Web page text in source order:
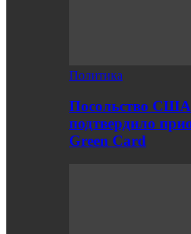
Политика
Посольство США
подтвердило
Green Card